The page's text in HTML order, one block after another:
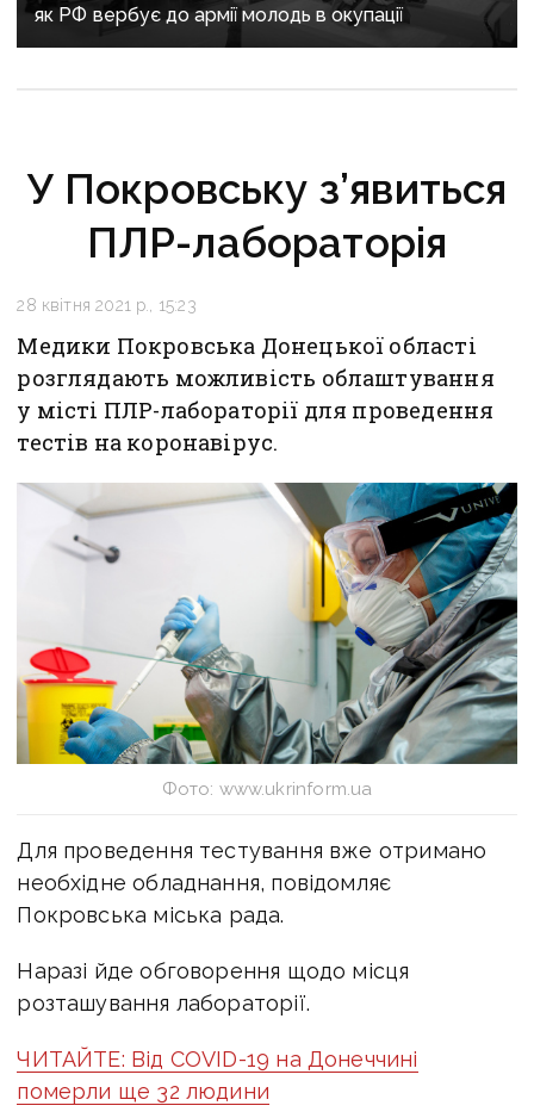
як РФ вербує до армії молодь в окупації
У Покровську з’явиться
ПЛР-лабораторія
28 квітня 2021 р., 15:23
Медики Покровська Донецької області
розглядають можливість облаштування
у місті ПЛР-лабораторії для проведення
тестів на коронавірус.
Фото: www.ukrinform.ua
Для проведення тестування вже отримано
необхідне обладнання, повідомляє
Покровська міська рада.
Наразі йде обговорення щодо місця
розташування лабораторії.
ЧИТАЙТЕ: Від COVID-19 на Донеччині
померли ще 32 людини